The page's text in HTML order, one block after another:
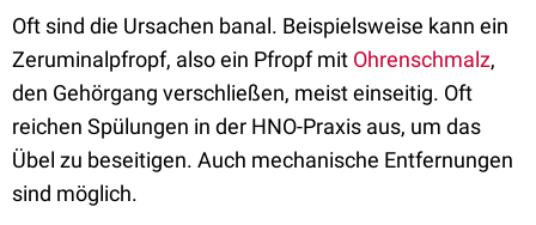
Oft sind die Ursachen banal. Beispielsweise kann ein
Zeruminalpfropf, also ein Pfropf mit Ohrenschmalz,
den Gehörgang verschließen, meist einseitig. Oft
reichen Spülungen in der HNO-Praxis aus, um das
Übel zu beseitigen. Auch mechanische Entfernungen
sind möglich.